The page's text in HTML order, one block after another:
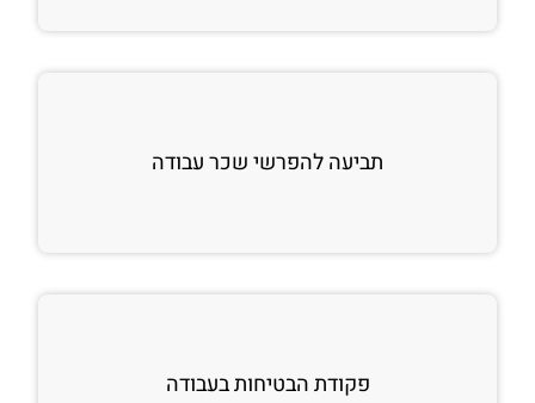
תביעה להפרשי שכר עבודה
פקודת הבטיחות בעבודה